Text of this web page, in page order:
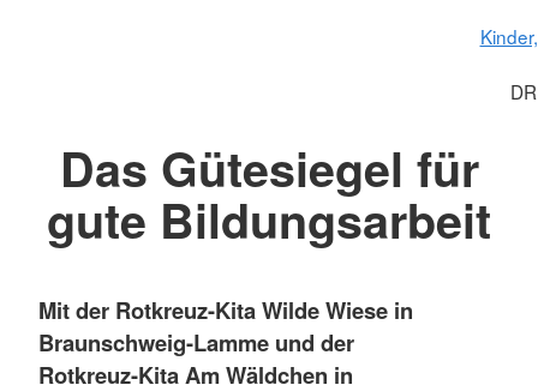
Das Gütesiegel für
gute Bildungsarbeit
Mit der Rotkreuz-Kita Wilde Wiese in
Braunschweig-Lamme und der
Rotkreuz-Kita Am Wäldchen in